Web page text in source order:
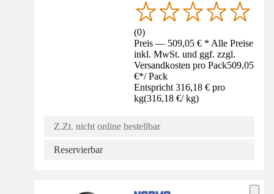
(0)
Preis — 509,05 € * Alle Preise
inkl. MwSt. und ggf. zzgl.
Versandkosten pro Pack509,05
€*/ Pack
Entspricht 316,18 € pro
kg(316,18 €/ kg)
Z.Zt. nicht online bestellbar
Reservierbar